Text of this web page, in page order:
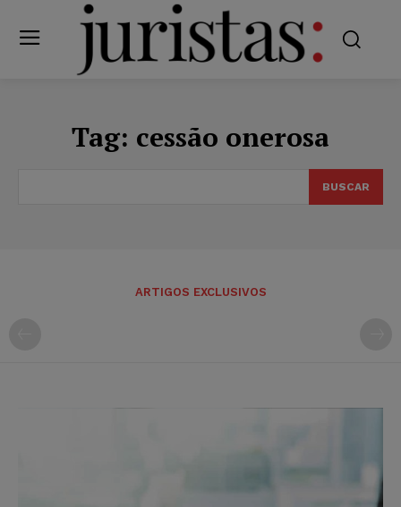
Tag: cessão onerosa
BUSCAR
ARTIGOS EXCLUSIVOS